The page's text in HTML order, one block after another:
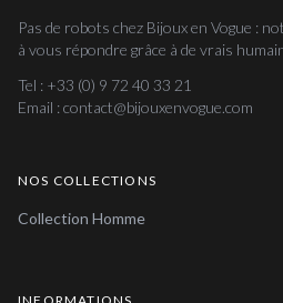
Pas de robots chez Bijoux en Vogue :
à vous répondre grâce à de vrais
Tel : +33 (0) 9 72 40 33 21
Email : contact@bijouxenvogue.com
NOS COLLECTIONS
Collection Homme